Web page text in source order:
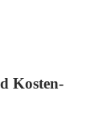
Kosten-